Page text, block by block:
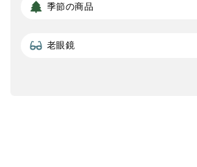
季節の商品
老眼鏡